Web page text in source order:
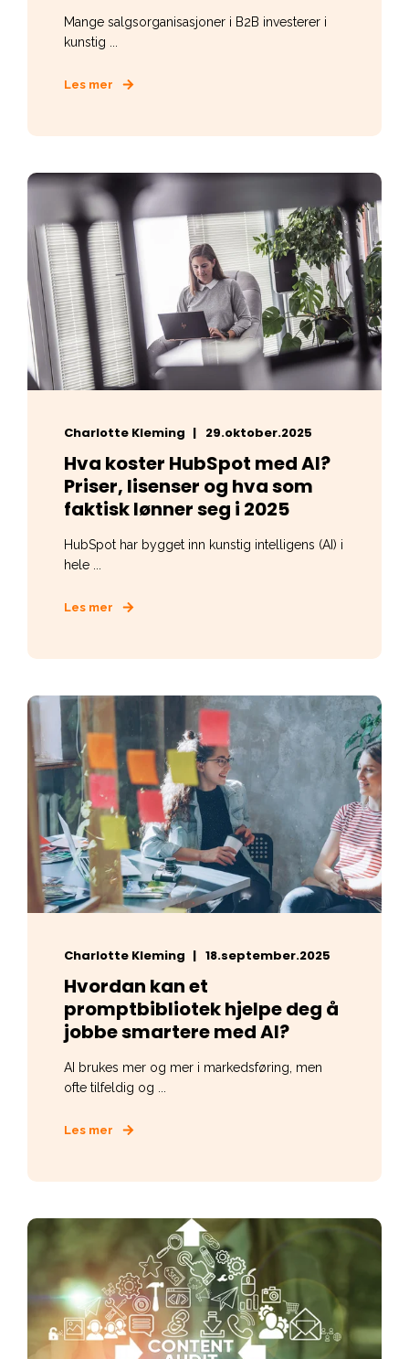
Mange salgsorganisasjoner i B2B investerer i
kunstig ...
Les mer
Charlotte Kleming 29.oktober.2025
Hva koster HubSpot med AI?
Priser, lisenser og hva som
faktisk lønner seg i 2025
HubSpot har bygget inn kunstig intelligens (AI) i
hele ...
Les mer
Charlotte Kleming 18.september.2025
Hvordan kan et
promptbibliotek hjelpe deg å
jobbe smartere med AI?
AI brukes mer og mer i markedsføring, men
ofte tilfeldig og ...
Les mer